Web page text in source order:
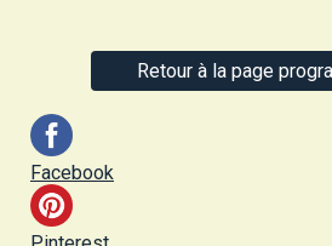
Retour à la page
Facebook